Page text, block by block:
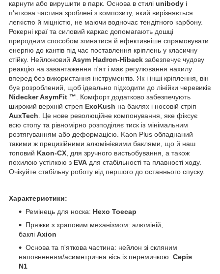
карнути або вирушити в парк. Основа в стилі unibody і
п'яткова частина зроблені з композиту, який вирізняється
легкістю й міцністю, не маючи водночас тендітного карбону.
Рокерні краї та силовий каркас допомагають дошці
природним способом згинатися й ефективніше спрямовувати
енергію до кантів під час поставлення кріплень у класичну
стійку. Нейлоновий Asym Hadron-Hiback забезпечує чудову
реакцію на завантаження п'ят і має регулювання нахилу
вперед без використання інструментів. Як і інші кріплення, він
був розроблений, щоб ідеально підходити до лінійки черевиків
Nidecker AsymFit ™ . Комфорт додатково забезпечують
широкий верхній стреп ExoKush на баклях і носовій стріп
AuxTech . Це нове революційне компонування, яке фіксує
всю стопу та рівномірно розподіляє тиск із мінімальним
розтягуванням або деформацією. Kaon Plus обладнаний
такими ж прецизійними алюмінієвими баклями, що й наш
топовий Kaon-CX , для зручного вистьобування, а також
похилою устілкою з EVA для стабільності та плавності ходу.
Очікуйте стабільну роботу від першого до останнього спуску.
Характеристики:
Ремінець для носка: Hexo Toecap
Пряжки з храповим механізмом: алюміній,
баклі Axion
Основа та п'яткова частина: нейлон зі скляним
наповненням/асиметрична вісь із перемичкою. Серія
N1